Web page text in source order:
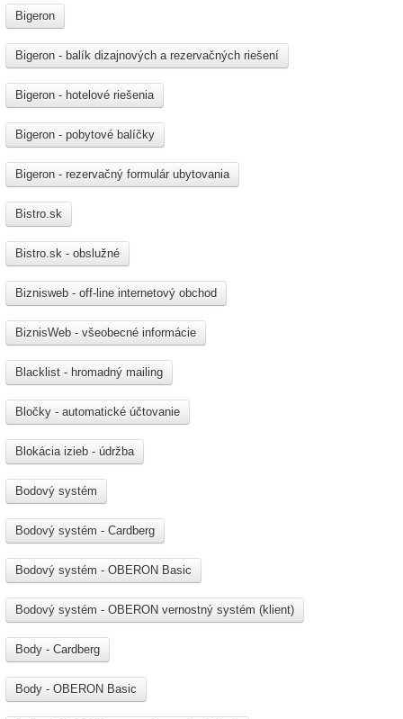
Bigeron
Bigeron - balík dizajnových a rezervačných riešení
Bigeron - hotelové riešenia
Bigeron - pobytové balíčky
Bigeron - rezervačný formulár ubytovania
Bistro.sk
Bistro.sk - obslužné
Biznisweb - off-line internetový obchod
BiznisWeb - všeobecné informácie
Blacklist - hromadný mailing
Bločky - automatické účtovanie
Blokácia izieb - údržba
Bodový systém
Bodový systém - Cardberg
Bodový systém - OBERON Basic
Bodový systém - OBERON vernostný systém (klient)
Body - Cardberg
Body - OBERON Basic